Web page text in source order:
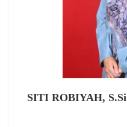
SITI ROBIYAH, S.Si